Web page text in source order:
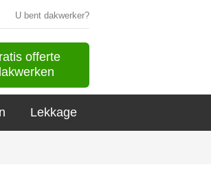
U bent dakwerker?
offerte
Lekkage